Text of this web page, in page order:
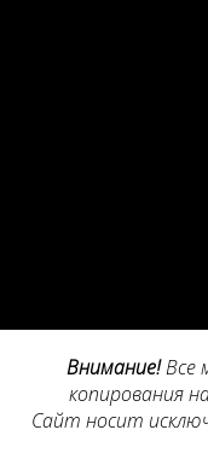
Внимание!Все
копирования
Сайт носит